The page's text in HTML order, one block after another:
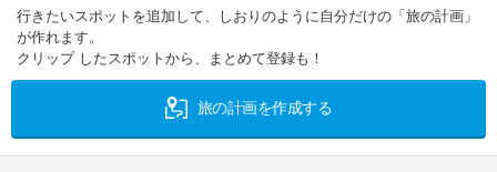
行きたいスポットを追加して、しおりのように自分だけの「旅の計画」
が作れます。
クリップ したスポットから、まとめて登録も！
旅の計画を作成する